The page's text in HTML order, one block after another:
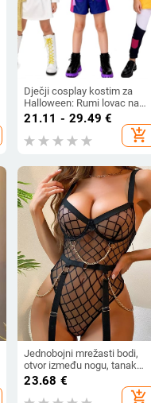
Dječji cosplay kostim za
Halloween: Rumi lovac na
čudovišta, Zoe Mirra –
21.11 - 29.49 €
add_shopping_cart
Jednobojni mrežasti bodi,
otvor između nogu, tanak
materijal, 90–95%
poliestera, gustoća tkanine
23.68 €
add_shopping_cart